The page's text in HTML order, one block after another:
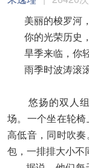
美丽的梭罗河，
你的光荣历史，
旱季来临，你轻
雨季时波涛滚滚
悠扬的双人组
场。一个坐在轮
高低音，同时吹
包，一排排大小不